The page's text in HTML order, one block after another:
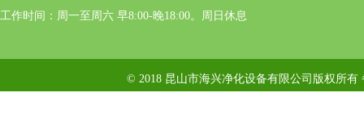
工作时间：周一至周六 早8:00-晚18:00。周日休息
© 2018 昆山市海兴净化设备有限公司版权所有